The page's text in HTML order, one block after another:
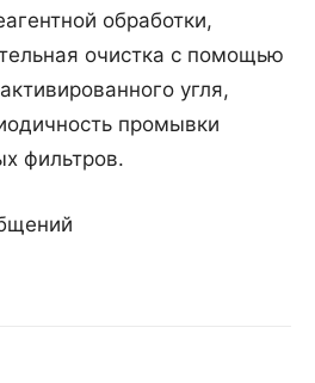
обработки,
очистка с помощью
угля,
промывки
фильтров.